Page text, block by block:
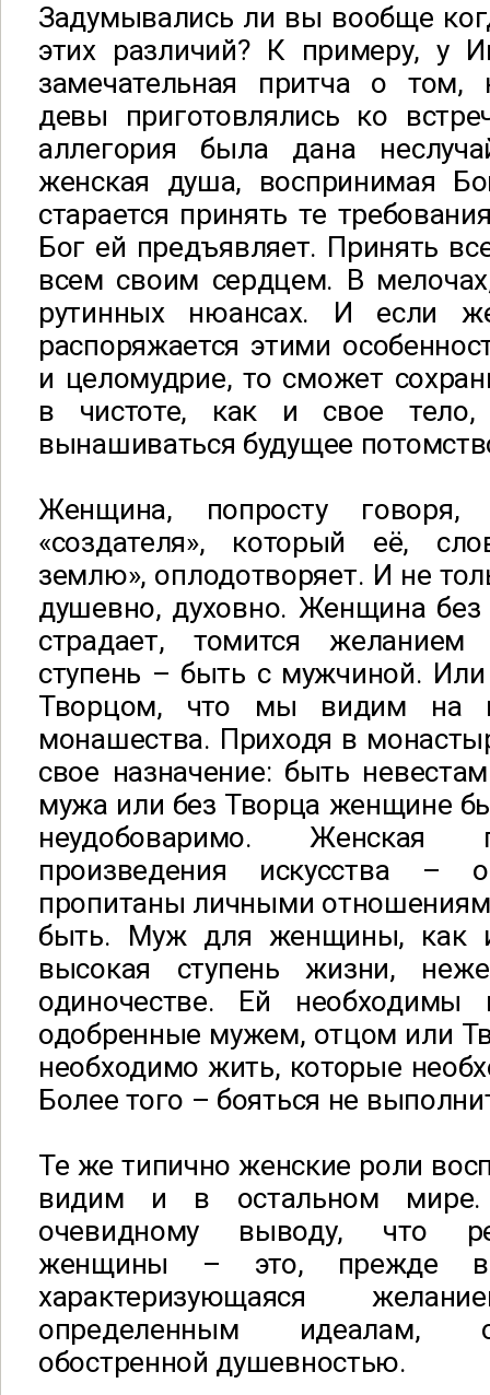
Задумывались ли вы вообще
этих различий? К примеру, у
замечательная притча о том,
девы приготовлялись ко
аллегория была дана
женская душа, воспринимая
старается принять те
Бог ей предъявляет. Принять
всем своим сердцем. В
рутинных нюансах. И если
распоряжается этими
и целомудрие, то сможет
в чистоте, как и свое
вынашиваться будущее
Женщина, попросту говоря,
«создателя», который её,
землю», оплодотворяет. И не
душевно, духовно. Женщина
страдает, томится
ступень – быть с мужчиной.
Творцом, что мы видим на
монашества. Приходя в
свое назначение: быть
мужа или без Творца женщине
неудобоваримо. Женская
произведения искусства –
пропитаны личными
быть. Муж для женщины, как
высокая ступень жизни,
одиночестве. Ей
одобренные мужем, отцом или
необходимо жить, которые
Более того – бояться не
Те же типично женские роли
видим и в остальном
очевидному выводу, что
женщины – это, прежде
характеризующаяся
определенным идеалам,
обостренной душевностью.